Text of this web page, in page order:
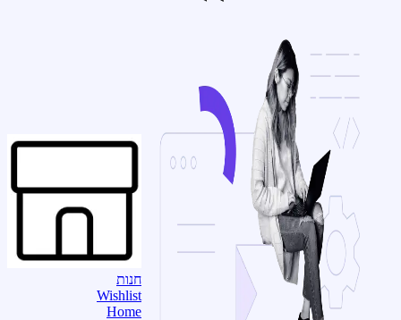
חנות
Wishlist
Home